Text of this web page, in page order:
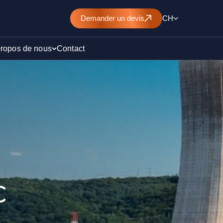
Demander un devis CH
de nous Contact